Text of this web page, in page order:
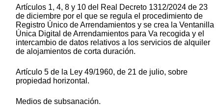
Artículos 1, 4, 8 y 10 del Real Decreto 1312/2024 de 23
de diciembre por el que se regula el procedimiento de
Registro Único de Arrendamientos y se crea la Ventanilla
Única Digital de Arrendamientos para Va recogida y el
intercambio de datos relativos a los servicios de alquiler
de alojamientos de corta duración.
Artículo 5 de la Ley 49/1960, de 21 de julio, sobre
propiedad horizontal.
Medios de subsanación.